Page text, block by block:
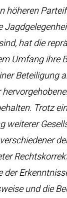
höheren
hat die
Umfang ihre
Beteiligung
Trotz
weiterer
der
und die